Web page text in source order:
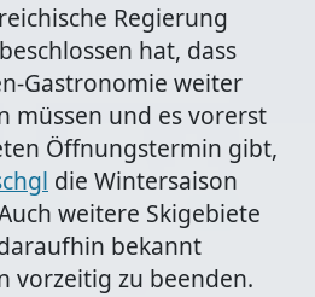
Regierung
hat, dass
Gastronomie weiter
müssen und es vorerst
Öffnungstermin gibt,
die Wintersaison
weitere Skigebiete
bekannt
vorzeitig zu beenden.